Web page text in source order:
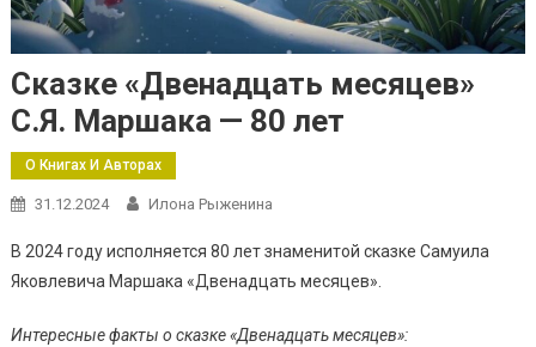
Сказке «Двенадцать месяцев»
С.Я. Маршака — 80 лет
О Книгах И Авторах
31.12.2024 Илона Рыженина
В 2024 году исполняется 80 лет знаменитой сказке Самуила
Яковлевича Маршака «Двенадцать месяцев».
Интересные факты о сказке «Двенадцать месяцев»: